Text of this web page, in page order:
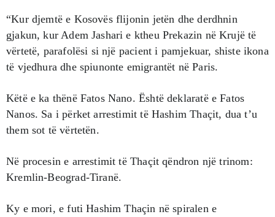
“Kur djemtë e Kosovës flijonin jetën dhe derdhnin
gjakun, kur Adem Jashari e ktheu Prekazin në Krujë të
vërtetë, parafolësi si një pacient i pamjekuar, shiste ikona
të vjedhura dhe spiunonte emigrantët në Paris.
Këtë e ka thënë Fatos Nano. Është deklaratë e Fatos
Nanos. Sa i përket arrestimit të Hashim Thaçit, dua t’u
them sot të vërtetën.
Në procesin e arrestimit të Thaçit qëndron një trinom:
Kremlin-Beograd-Tiranë.
Ky e mori, e futi Hashim Thaçin në spiralen e